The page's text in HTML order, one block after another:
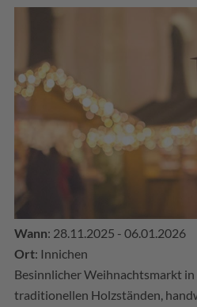
Wann: 28.11.2025 - 06.01.2026
Ort: Innichen
Besinnlicher Weihnachtsmarkt
traditionellen Holzständen,